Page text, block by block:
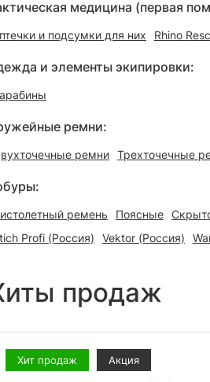
медицина (первая
и подсумки для них Rhino
и элементы экипировки:
ремни:
ремни Трехточечные
ремень Поясные
Profi (Россия)
Vektor (Россия)
продаж
Хит продаж Акция